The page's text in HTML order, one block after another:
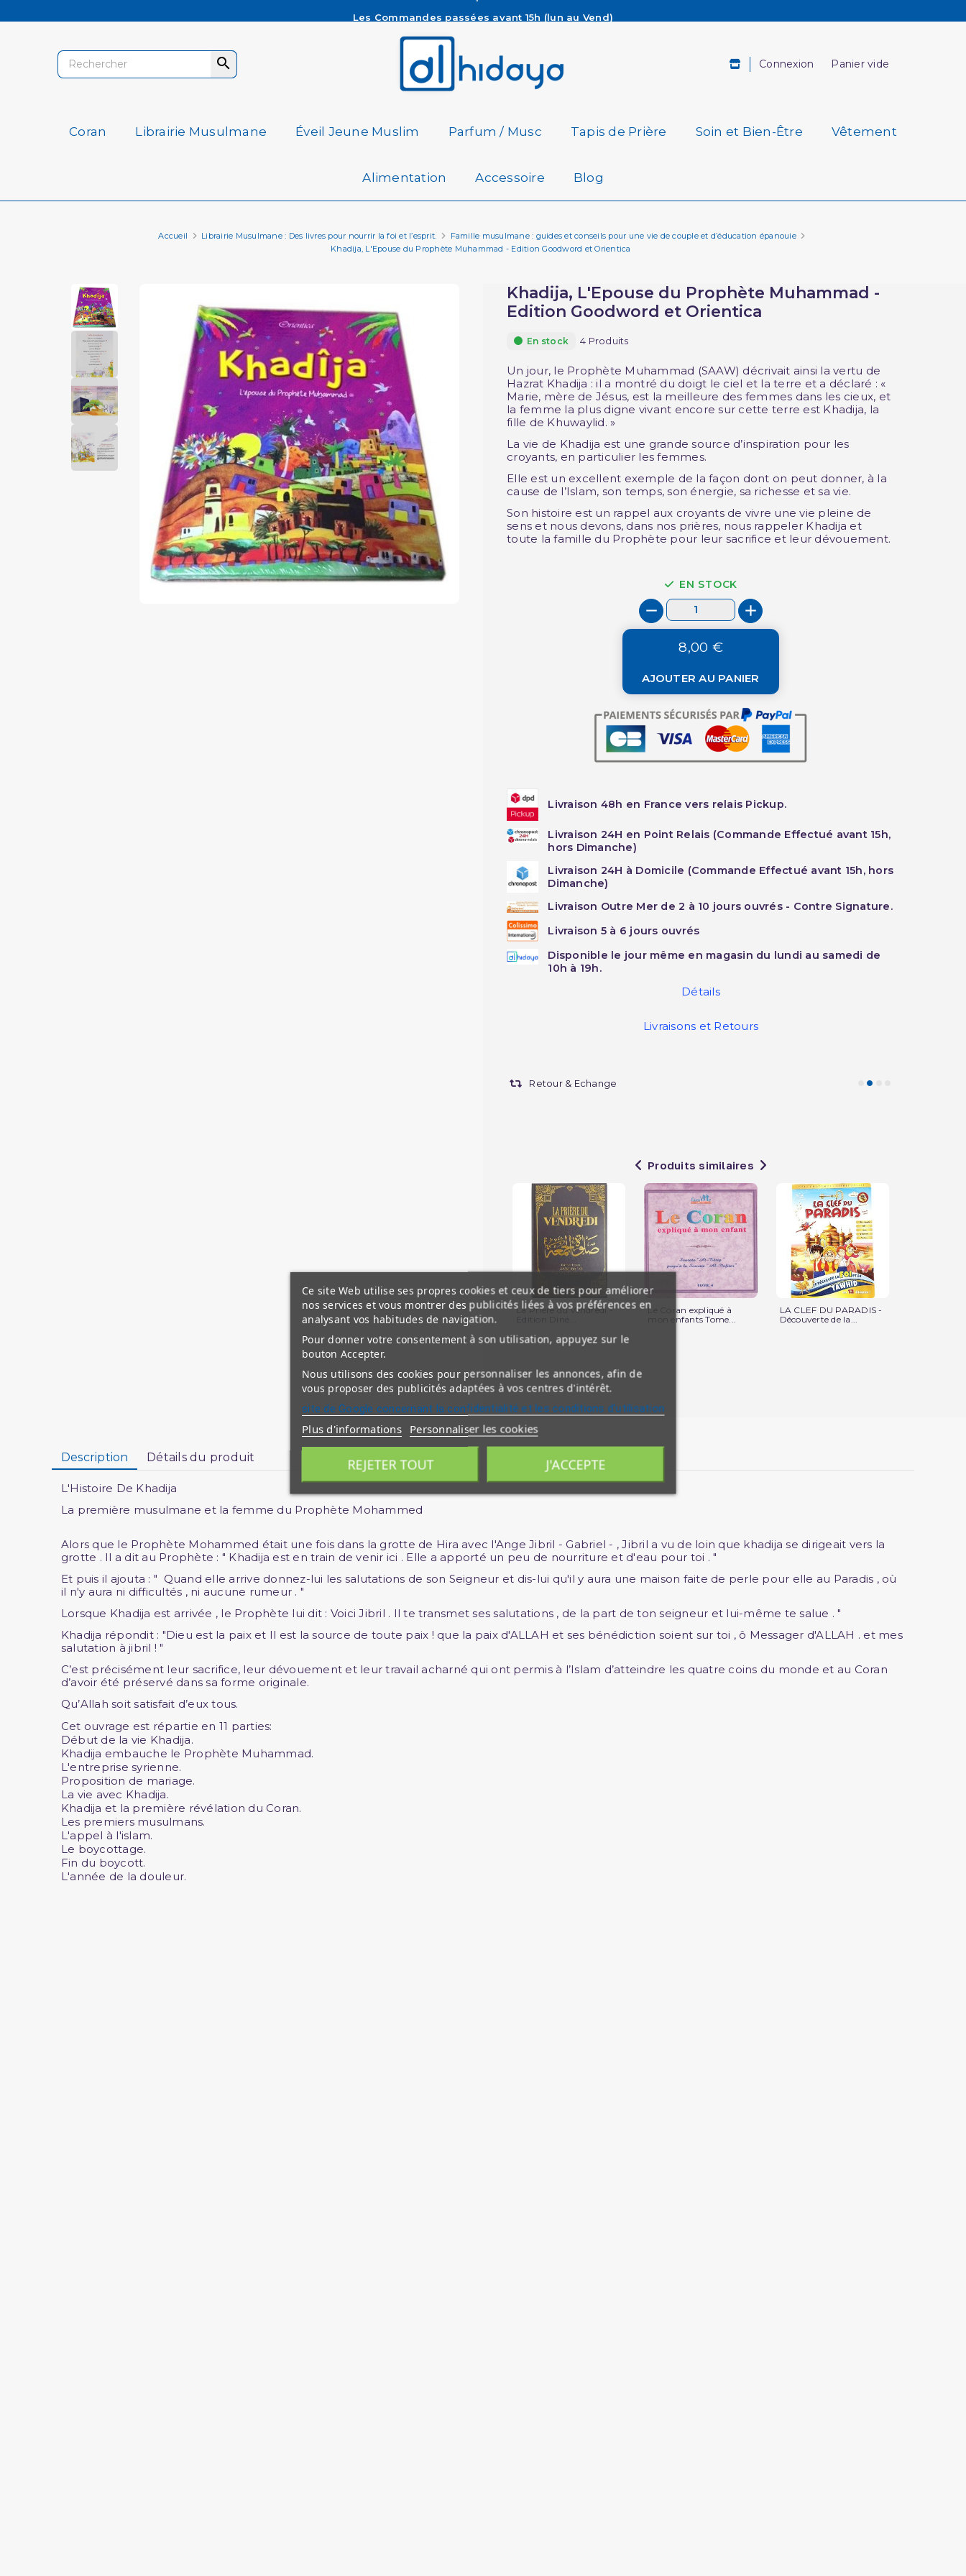
Besoin d'aide ? Retrouvez notre FAQ
Livraison offerte à partir de 65€ d'achat*
 Connexion Panier vide
Coran Librairie Musulmane Éveil Jeune Muslim Parfum / Musc Tapis de Prière Soin et Bien-Être Vêtement
Alimentation Accessoire Blog
Accueil Librairie Musulmane : Des livres pour nourrir la foi et l’esprit.
Famille musulmane : guides et conseils pour une vie de couple et d’éducation épanouie
Khadija, L'Epouse du Prophète Muhammad - Edition Goodword et Orientica
Khadija, L'Epouse du Prophète Muhammad -
Edition Goodword et Orientica
En stock 4 Produits
Un jour, le Prophète Muhammad (SAAW) décrivait ainsi la vertu de
Hazrat Khadija : il a montré du doigt le ciel et la terre et a déclaré : «
Marie, mère de Jésus, est la meilleure des femmes dans les cieux, et
la femme la plus digne vivant encore sur cette terre est Khadija, la
fille de Khuwaylid. »
La vie de Khadija est une grande source d’inspiration pour les
croyants, en particulier les femmes.
Elle est un excellent exemple de la façon dont on peut donner, à la
cause de l’Islam, son temps, son énergie, sa richesse et sa vie.
Son histoire est un rappel aux croyants de vivre une vie pleine de
sens et nous devons, dans nos prières, nous rappeler Khadija et
toute la famille du Prophète pour leur sacrifice et leur dévouement.
EN STOCK
8,00 €
AJOUTER AU PANIER
Livraison 48h en France vers relais Pickup.
Livraison 24H en Point Relais (Commande Effectué avant 15h,
hors Dimanche)
Livraison 24H à Domicile (Commande Effectué avant 15h, hors
Dimanche)
Livraison Outre Mer de 2 à 10 jours ouvrés - Contre Signature.
Livraison 5 à 6 jours ouvrés
Disponible le jour même en magasin du lundi au samedi de
10h à 19h.
Détails
Livraisons et Retours
Retour & Echange
Produits similaires
La Prière du Vendredi -
Le Coran expliqué à
mon enfants Tome...
LA CLEF DU PARADIS -
Découverte de la...
Description Détails du produit
L'Histoire De Khadija
La première musulmane et la femme du Prophète Mohammed
Alors que le Prophète Mohammed était une fois dans la grotte de Hira avec l'Ange Jibril - Gabriel - , Jibril a vu de loin que khadija se dirigeait vers la
grotte . Il a dit au Prophète : " Khadija est en train de venir ici . Elle a apporté un peu de nourriture et d'eau pour toi . "
Et puis il ajouta : " Quand elle arrive donnez-lui les salutations de son Seigneur et dis-lui qu'il y aura une maison faite de perle pour elle au Paradis , où
il n'y aura ni difficultés , ni aucune rumeur . "
Lorsque Khadija est arrivée , le Prophète lui dit : Voici Jibril . Il te transmet ses salutations , de la part de ton seigneur et lui-même te salue . "
Khadija répondit : "Dieu est la paix et Il est la source de toute paix ! que la paix d'ALLAH et ses bénédiction soient sur toi , ô Messager d'ALLAH . et mes
salutation à jibril ! "
C’est précisément leur sacrifice, leur dévouement et leur travail acharné qui ont permis à l’Islam d’atteindre les quatre coins du monde et au Coran
d’avoir été préservé dans sa forme originale.
Qu’Allah soit satisfait d’eux tous.
Cet ouvrage est répartie en 11 parties:
Début de la vie Khadija.
Khadija embauche le Prophète Muhammad.
L'entreprise syrienne.
Proposition de mariage.
La vie avec Khadija.
Khadija et la première révélation du Coran.
Les premiers musulmans.
L'appel à l'islam.
Le boycottage.
Fin du boycott.
L'année de la douleur.
Ce site Web utilise ses propres cookies et ceux de tiers pour améliorer
nos services et vous montrer des publicités liées à vos préférences en
analysant vos habitudes de navigation.
Pour donner votre consentement à son utilisation, appuyez sur le
bouton Accepter.
Nous utilisons des cookies pour personnaliser les annonces, afin de
vous proposer des publicités adaptées à vos centres d'intérêt.
site de Google concernant la confidentialité et les conditions d'utilisation
Plus d'informations Personnaliser les cookies
REJETER TOUT J'ACCEPTE